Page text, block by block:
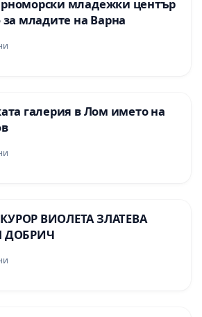
младежки център
за младите на Варна
галерия в Лом името на
ВИОЛЕТА ЗЛАТЕВА
ДОБРИЧ